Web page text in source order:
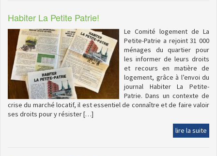
Habiter La Petite Patrie!
Le Comité logement de La
Petite-Patrie a rejoint 31 000
ménages du quartier pour
les informer de leurs droits
et recours en matière de
logement, grâce à l’envoi du
journal Habiter La Petite-
Patrie. Dans un contexte de
crise du marché locatif, il est essentiel de connaître et de faire valoir
ses droits pour y résister […]
lire la suite